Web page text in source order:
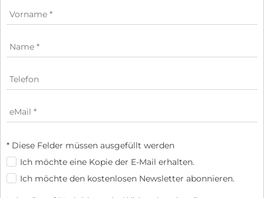
* Diese Felder müssen ausgefüllt werden
Ich möchte eine Kopie der E-Mail erhalten.
Ich möchte den kostenlosen Newsletter abonnieren.